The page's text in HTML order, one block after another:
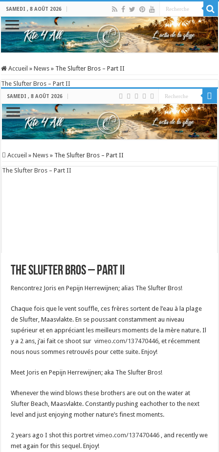
SAMEDI , 8 AOÛT 2026
Accueil » News » The Slufter Bros – Part II
The Slufter Bros – Part II
The Slufter Bros – Part II
Rencontrez Joris en Pepijn Herrewijnen; alias The Slufter Bros!
Chaque fois que le vent souffle, ces frères sortent de l’eau à la plage
de Slufter, Maasvlakte. En se poussant constamment au niveau
supérieur et en appréciant les meilleurs moments de la mère nature. Il
y a 2 ans, j’ai fait ce shoot survimeo.com/137470446 , et récemment
nous nous sommes retrouvés pour cette suite. Enjoy!
Meet Joris en Pepijn Herrewijnen; aka The Slufter Bros!
Whenever the wind blows these brothers are out on the water at
Slufter Beach, Maasvlakte. Constantly pushing eachother to the next
level and just enjoying mother nature’s finest moments.
2 years ago I shot this portretvimeo.com/137470446 , and recently we
met again for this sequel. Enjoy!